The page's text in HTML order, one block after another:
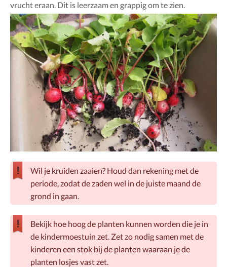
vrucht eraan. Dit is leerzaam en grappig om te zien.
Wil je kruiden zaaien? Houd dan rekening met de
periode, zodat de zaden wel in de juiste maand de
grond in gaan.
Bekijk hoe hoog de planten kunnen worden die je in
de kindermoestuin zet. Zet zo nodig samen met de
kinderen een stok bij de planten waaraan je de
planten losjes vast zet.